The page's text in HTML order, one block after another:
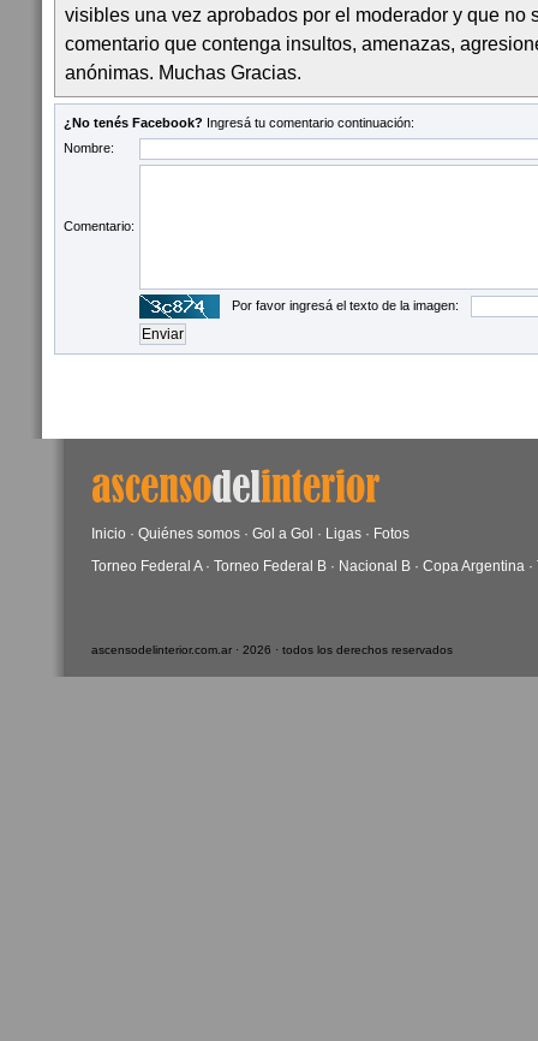
visibles una vez aprobados por el moderador y que no
comentario que contenga insultos, amenazas,
anónimas. Muchas Gracias.
¿No tenés Facebook? Ingresá tu comentario continuación:
Nombre:
Comentario:
Por favor ingresá el texto de la imagen:
Inicio · Quiénes somos · Gol a Gol · Ligas · Fotos
Torneo Federal A· Torneo Federal B · Nacional B · Copa Argentina ·
ascensodelinterior.com.ar · 2026 · todos los derechos reservados